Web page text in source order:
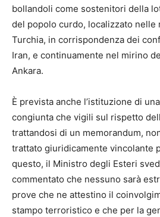
bollandoli come sostenitori della
del popolo curdo, localizzato nelle
Turchia, in corrispondenza dei
Iran, e continuamente nel mirino
Ankara.
È prevista anche l’istituzione di
congiunta che vigili sul rispetto
trattandosi di un memorandum,
trattato giuridicamente vincolante
questo, il Ministro degli Esteri
commentato che nessuno sarà
prove che ne attestino il
stampo terroristico e che per la